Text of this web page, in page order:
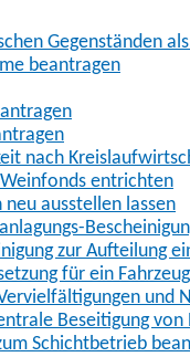
Gegenständen
beantragen
nach
entrichten
ausstellen lassen
zur Aufteilung
für ein
und
Beseitigung
Schichtbetrieb